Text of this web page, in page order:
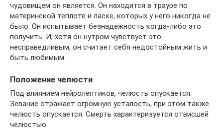
чудовищем он является. Он находится в трауре по
материнской теплоте и ласке, которых у него никогда не
было. Он испытывает безнадежность когда-либо это
получить. И, хотя он нутром чувствует это
несправедливым, он считает себя недостойным жить и
быть любимым.
Положение челюсти
Под влиянием нейролептиков, челюсть опускается.
Зевание отражает огромную усталость, при этом также
челюсть опускается. Смерть характеризуется отвисшей
челюстью.